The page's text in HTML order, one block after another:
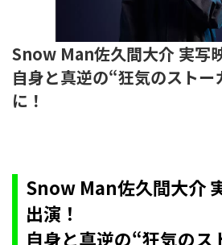
Snow Man佐久間大介 実写
自身と真逆の“狂気のストー
に！
Snow Man佐久間大介
出演！
自身と真逆の“狂気のス